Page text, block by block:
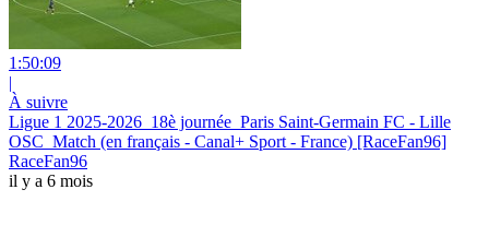
1:50:09
|
À suivre
Ligue 1 2025-2026_18è journée_Paris Saint-Germain FC - Lille
OSC_Match (en français - Canal+ Sport - France) [RaceFan96]
RaceFan96
il y a 6 mois